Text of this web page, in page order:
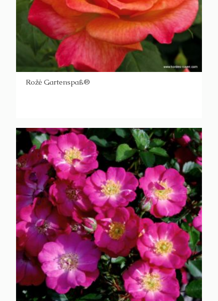
Rožė Gartenspaß®